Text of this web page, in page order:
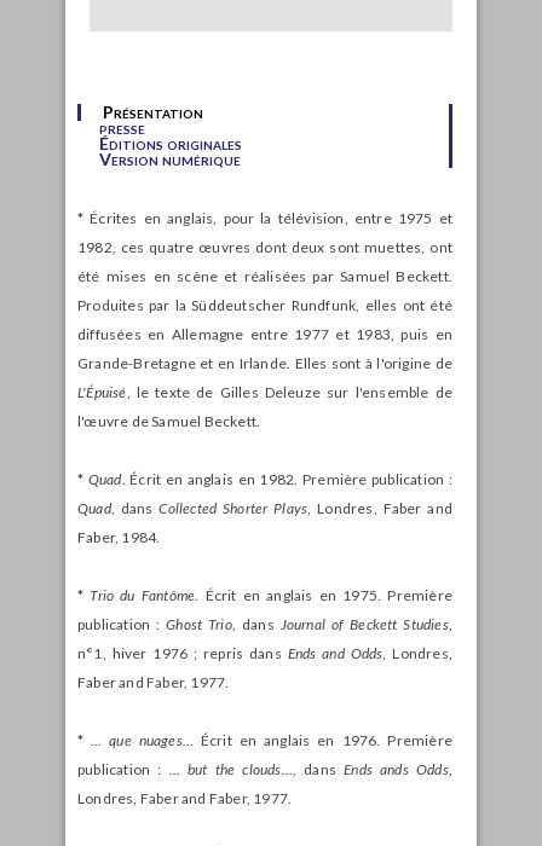
Présentation
presse
Éditions originales
Version numérique
* Écrites en anglais, pour la télévision, entre 1975 et
1982, ces quatre œuvres dont deux sont muettes, ont
été mises en scène et réalisées par Samuel Beckett.
Produites par la Süddeutscher Rundfunk, elles ont été
diffusées en Allemagne entre 1977 et 1983, puis en
Grande-Bretagne et en Irlande. Elles sont à l'origine de
L'Épuisé, le texte de Gilles Deleuze sur l'ensemble de
l'œuvre de Samuel Beckett.
* Quad. Écrit en anglais en 1982. Première publication :
Quad, dansCollected Shorter Plays, Londres, Faber and
Faber, 1984.
*Trio du Fantôme. Écrit en anglais en 1975. Première
publication :Ghost Trio, dans Journal of Beckett Studies,
n°1, hiver 1976 ; repris dans Ends and Odds, Londres,
Faber and Faber, 1977.
*… que nuages… Écrit en anglais en 1976. Première
publication : … but the clouds…, dans Ends ands Odds,
Londres, Faber and Faber, 1977.